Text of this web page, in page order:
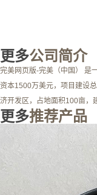
更多公司简介
完美网页版-完美（中国） 是
资本1500万美元，项目建设
济开发区，占地面积100亩，
更多推荐产品